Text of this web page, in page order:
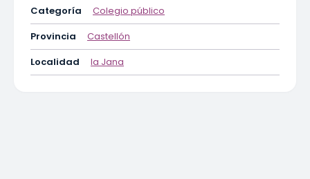
Categoría
Colegio público
Provincia
Castellón
Localidad
la Jana